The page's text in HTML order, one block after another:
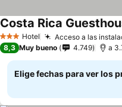
3 Estrellas
Hotel Acceso a las
Costa Rica
8,3 Muy bueno 4.749 a
Elige fechas para ver los